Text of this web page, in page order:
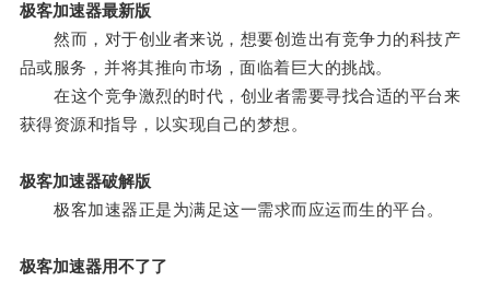
极客加速器最新版
然而，对于创业者来说，想要创造出有竞争力的科技产
品或服务，并将其推向市场，面临着巨大的挑战。
在这个竞争激烈的时代，创业者需要寻找合适的平台来
获得资源和指导，以实现自己的梦想。
极客加速器破解版
极客加速器正是为满足这一需求而应运而生的平台。
极客加速器用不了了